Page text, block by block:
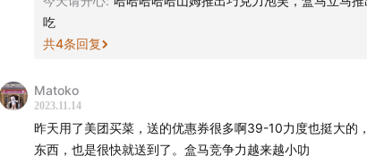
携一群早起搭子，邀请所有认真生活的小伙伴高效早起 50
当周抽奖，坚持早起 50 天 100% 获得「早起积极分子大
一起早起吧！
吃
共4条回复
Matoko
2023.11.14
昨天用了美团买菜，送的优惠券很多啊39-10力度也挺大的
东西，也是很快就送到了。盒马竞争力越来越小叻